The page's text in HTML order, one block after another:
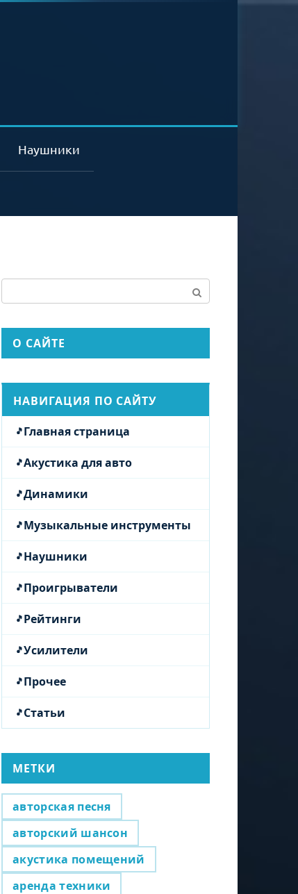
Наушники
О САЙТЕ
НАВИГАЦИЯ ПО САЙТУ
Главная страница
Акустика для авто
Динамики
Музыкальные инструменты
Наушники
Проигрыватели
Рейтинги
Усилители
Прочее
Статьи
МЕТКИ
авторская песня
авторский шансон
акустика помещений
аренда техники